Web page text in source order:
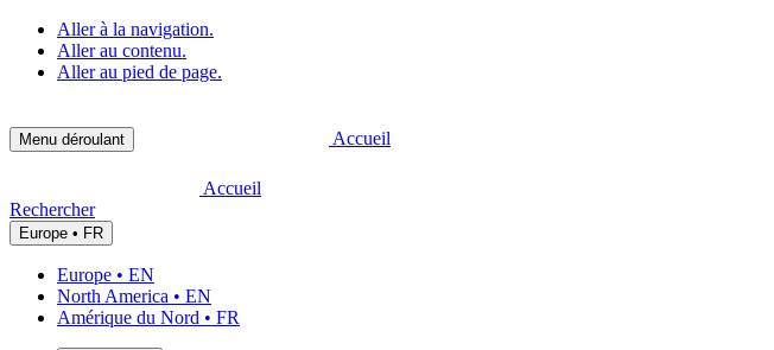
Aller à la navigation.
Aller au contenu.
Aller au pied de page.
Menu déroulant Accueil
Accueil
Rechercher
Europe • FR
Europe • EN
North America • EN
Amérique du Nord • FR